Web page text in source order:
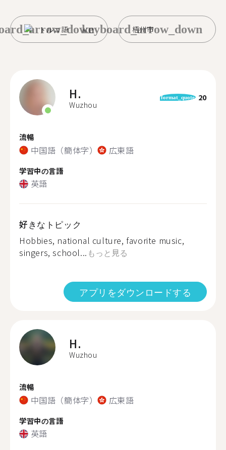
トルコ語 梧州市
keyboard_arrow_down
H.
Wuzhou
format_quote 20
流暢
中国語（簡体字） 広東語
学習中の言語
英語
好きなトピック
Hobbies, national culture, favorite music,
singers, school... もっと見る
アプリをダウンロードする
H.
Wuzhou
流暢
中国語（簡体字） 広東語
学習中の言語
英語